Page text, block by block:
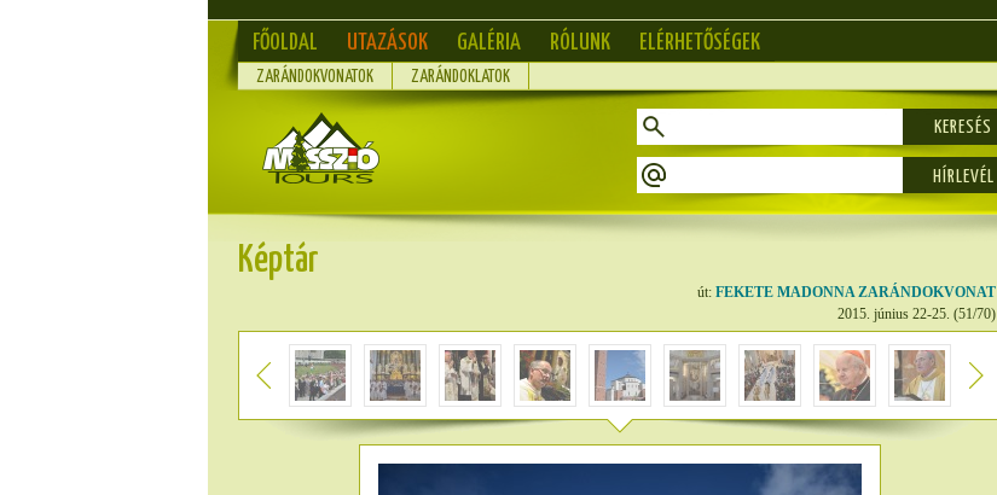
FŐOLDAL UTAZÁSOK GALÉRIA RÓLUNK ELÉRHETŐSÉGEK
ZARÁNDOKVONATOK ZARÁNDOKLATOK
KERESÉS
Képtár
út: FEKETE MADONNA ZARÁNDOKVONAT
2015. június 22-25. (51/70)